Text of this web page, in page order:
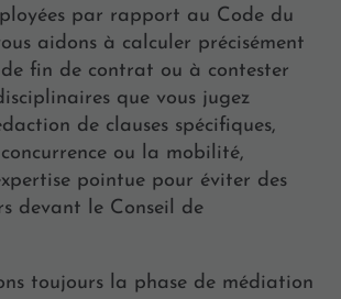
par rapport au Code du
aidons à calculer précisément
fin de contrat ou à contester
que vous jugez
de clauses spécifiques,
ou la mobilité,
pointue pour éviter des
devant le Conseil de
toujours la phase de médiation